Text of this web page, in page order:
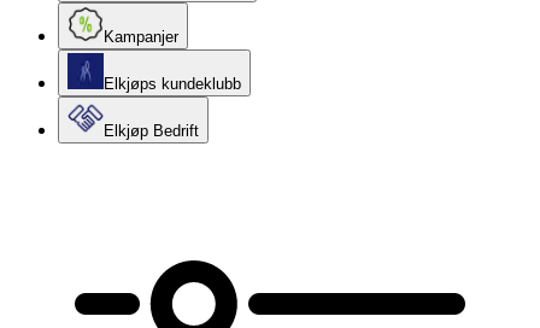
Kampanjer
Elkjøps kundeklubb
Elkjøp Bedrift